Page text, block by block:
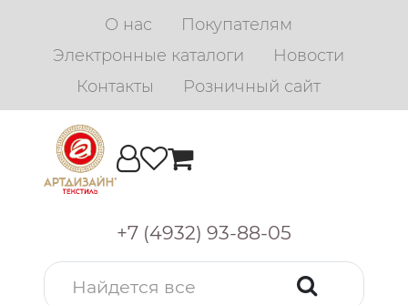
О нас
Покупателям
Электронные каталоги
Новости
Контакты
Розничный сайт
+7 (4932) 93-88-05